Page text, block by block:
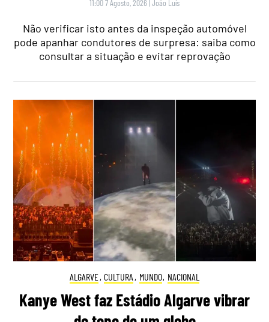
11:00 7 Agosto, 2026 |João Luís
Não verificar isto antes da inspeção automóvel
pode apanhar condutores de surpresa: saiba como
consultar a situação e evitar reprovação
ALGARVE, CULTURA , MUNDO, NACIONAL
Kanye West faz Estádio Algarve vibrar